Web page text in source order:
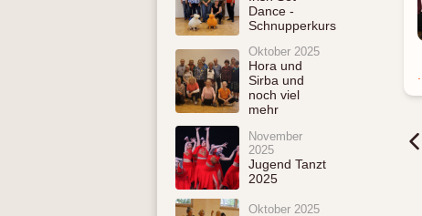
Dance -
Schnupperkurs
Oktober 2025
Hora und
Sirba und
noch viel
mehr
November
2025
Jugend Tanzt
2025
Oktober 2025